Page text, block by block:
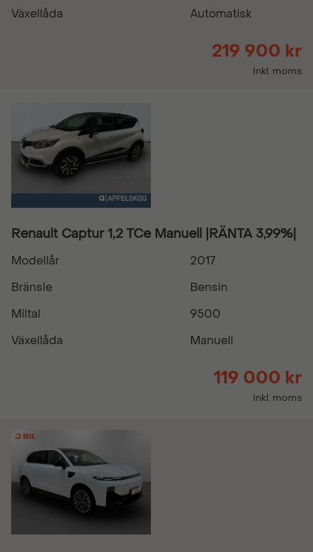
Växellåda Automatisk
219 900 kr
Inkl. moms
Renault Captur 1,2 TCe Manuell |RÄNTA 3,99%|
Modellår
2017
Bränsle
Bensin
Miltal
9500
Växellåda
Manuell
119 000 kr
Inkl. moms